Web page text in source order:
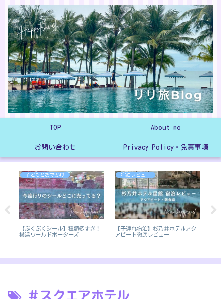
TOP About me
お問い合わせ Privacy Policy・免責事項
子どもとおでかけ
【ぷくぷくシール】種類多すぎ！
横浜ワールドポーターズ
宿泊レビュー
【子連れ宿泊】杉乃井ホテルアク
アビート徹底レビュー
＃スクエアホテル